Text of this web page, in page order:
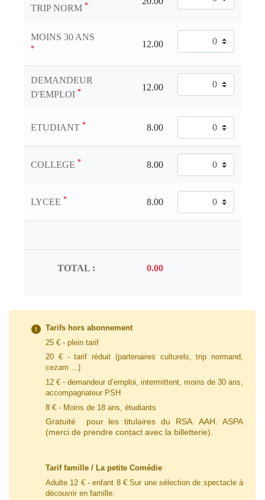
TRIP NORM *
MOINS 30 ANS
*
DEMANDEUR
D'EMPLOI *
ETUDIANT *
COLLEGE *
LYCEE *
TOTAL :
Tarifs hors abonnement
25 € - plein tarif
20 € - tarif réduit (partenaires culturels, trip normand,
cezam ...)
12 € - demandeur d’emploi, intermittent, moins de 30 ans,
accompagnateur PSH
8 € - Moins de 18 ans, étudiants
Gratuité pour les titulaires du RSA. AAH. ASPA
(merci de prendre contact avec la billetterie).
Tarif famille / La petite Comédie
Adulte 12 € - enfant 8 € Sur une sélection de spectacle à
découvrir en famille.